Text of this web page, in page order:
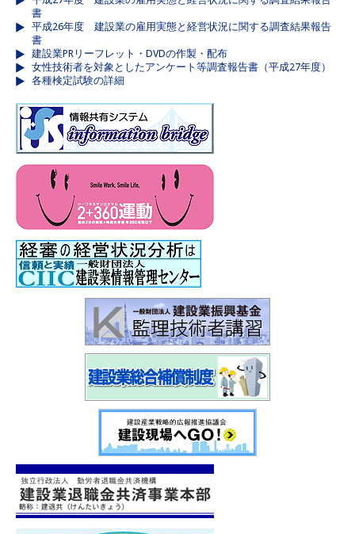
書
平成26年度 建設業の雇用実態と経営状況に関する調査結果報告
書
建設業PRリーフレット・DVDの作製・配布
女性技術者を対象としたアンケート等調査報告書（平成27年度）
各種検定試験の詳細